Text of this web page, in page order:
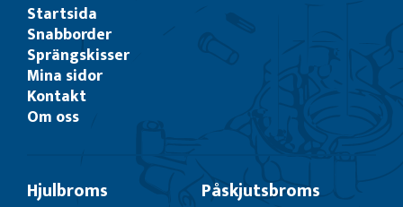
Startsida
Snabborder
Sprängskisser
Mina sidor
Kontakt
Om oss
Hjulbroms Påskjutsbroms